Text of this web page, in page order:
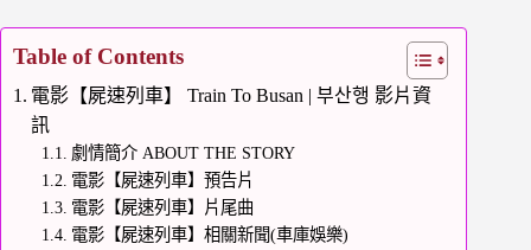
Table of Contents
電影【屍速列車】 Train To Busan | 부산행 影片資
訊
劇情簡介 ABOUT THE STORY
電影【屍速列車】預告片
電影【屍速列車】片尾曲
電影【屍速列車】相關新聞(車庫娛樂)